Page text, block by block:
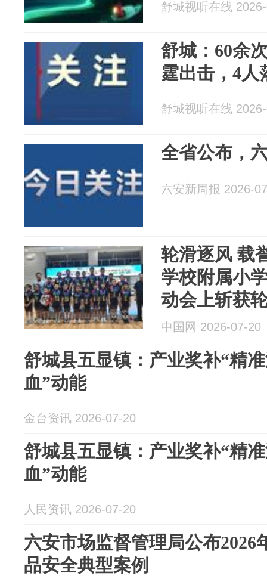
舒城视听在线
舒城：60余
霆出击，4人
舒城视听在线
全省公布，
六安新周报 2026-
轮滑逐风
学校附属小
动会上斩获
中国网 2026-07-20
舒城县五显镇：产业奖补“精
血”动能
金台资讯 2026-07-20
舒城县五显镇：产业奖补“精
血”动能
人民资讯 2026-07-20
六安市场监督管理局公布2026
品安全典型案例